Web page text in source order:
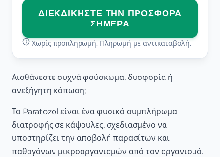
ΔΙΕΚΔΙΚΉΣΤΕ ΤΗΝ ΠΡΟΣΦΟΡΆ
ΣΉΜΕΡΑ
Χωρίς προπληρωμή. Πληρωμή με αντικαταβολή.
Αισθάνεστε συχνά φούσκωμα, δυσφορία ή
ανεξήγητη κόπωση;
Το Paratozol είναι ένα φυσικό συμπλήρωμα
διατροφής σε κάψουλες, σχεδιασμένο να
υποστηρίζει την αποβολή παρασίτων και
παθογόνων μικροοργανισμών από τον οργανισμό.